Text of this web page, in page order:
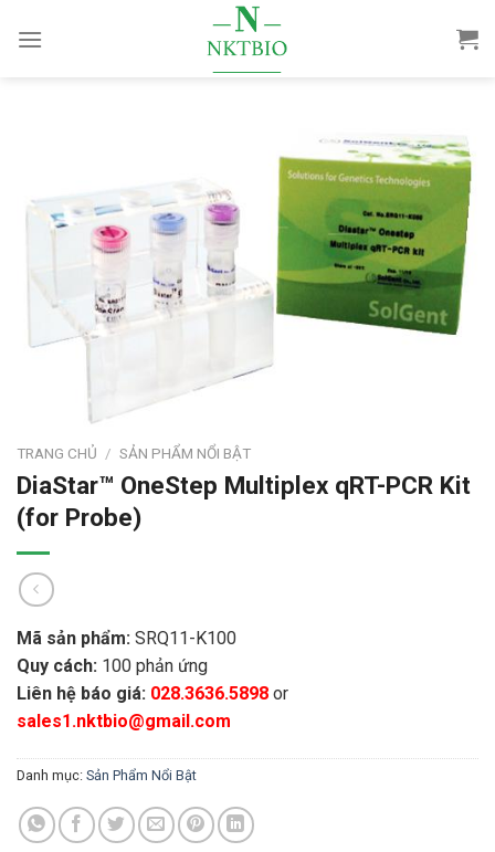
TRANG CHỦ / SẢN PHẨM NỔI BẬT
DiaStar™ OneStep Multiplex qRT-PCR Kit
(for Probe)
Mã sản phẩm: SRQ11-K100
Quy cách: 100 phản ứng
Liên hệ báo giá: 028.3636.5898 or
sales1.nktbio@gmail.com
Danh mục: Sản Phẩm Nổi Bật